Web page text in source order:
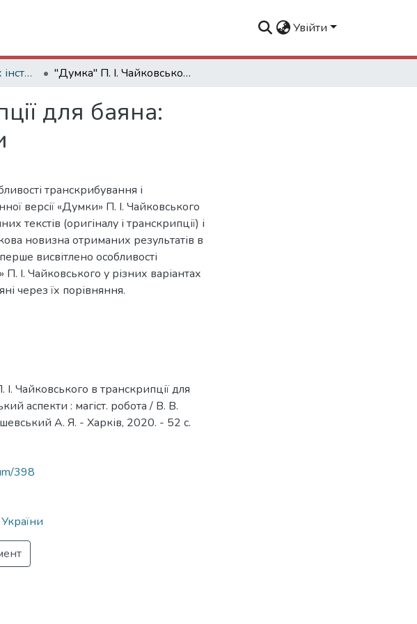
Увійти
Кафедра народних інструментів України "Думка" П. І. Чайковського в транскрипції для баяна: текстологічний і виконавський аспекти
для баяна:
транскрибування і
версії «Думки» П. І. Чайковського
текстів (оригіналу і транскрипції) і
новизна отриманих результатів в
висвітлено особливості
І. Чайковського у різних варіантах
через їх порівняння.
Чайковського в транскрипції для
аспекти : магіст. робота / В. В.
А. Я. - Харків, 2020. - 52 с.
398